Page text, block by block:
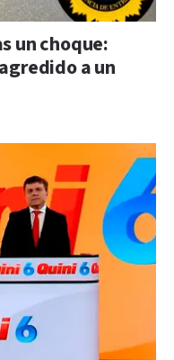
un choque:
a un